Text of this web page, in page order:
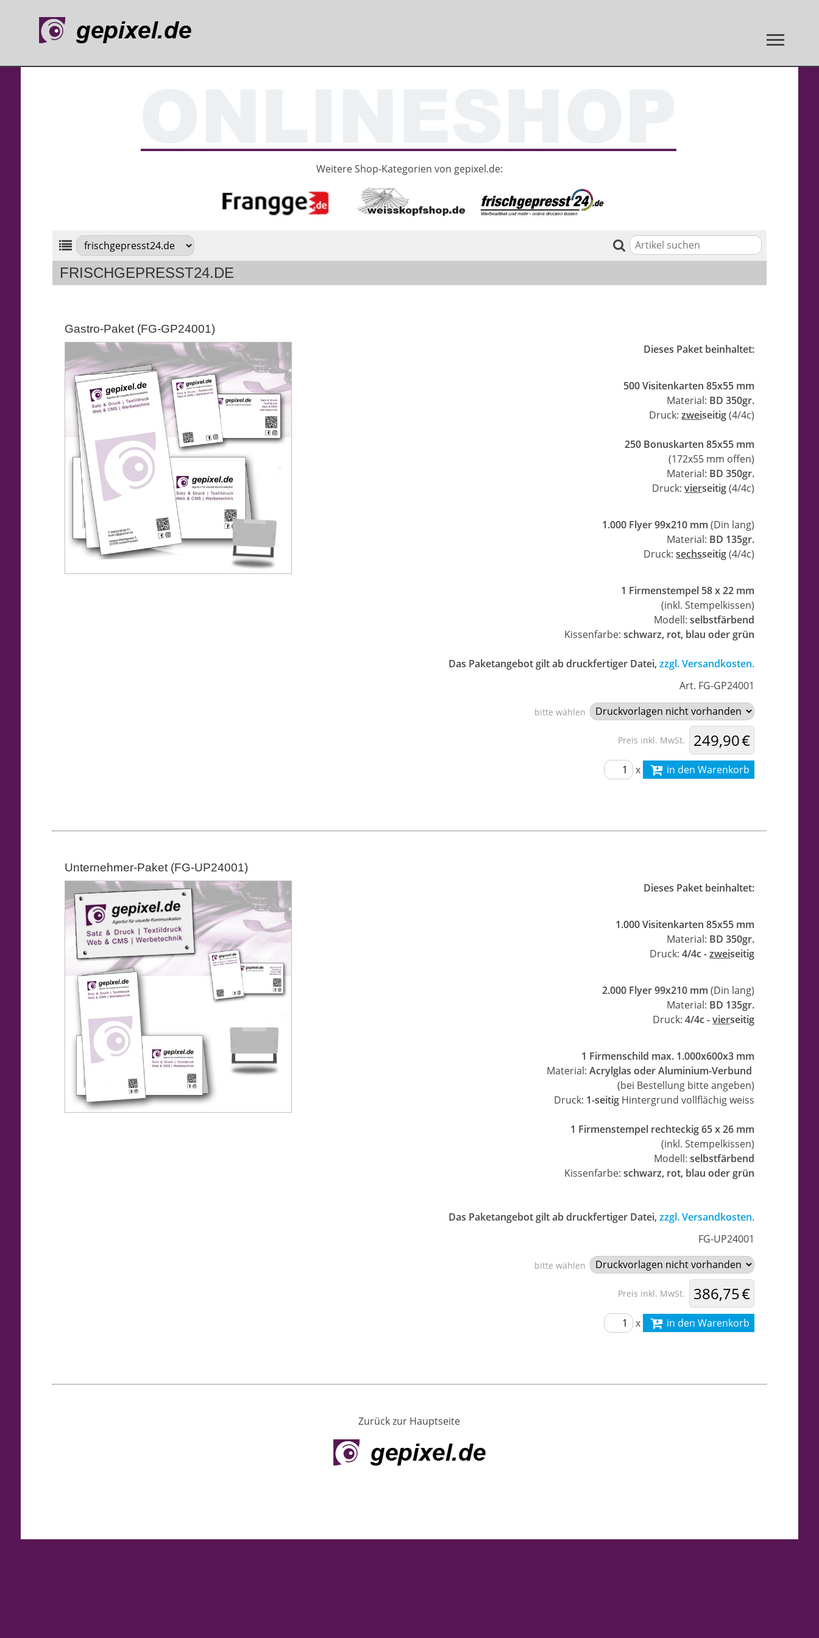
Weitere Shop-Kategorien von gepixel.de:
FRISCHGEPRESST24.DE
Gastro-Paket (FG-GP24001)
Dieses Paket beinhaltet:
500 Visitenkarten 85x55 mm
Material: BD 350gr.
Druck:zweiseitig(4/4c)
250 Bonuskarten 85x55 mm
(172x55 mm offen)
Material: BD 350gr.
Druck: vierseitig(4/4c)
1.000 Flyer 99x210 mm(Din lang)
Material: BD 135gr.
Druck: sechsseitig(4/4c)
1 Firmenstempel 58 x 22 mm
(inkl. Stempelkissen)
Modell:selbstfärbend
Kissenfarbe: schwarz, rot, blau oder grün
Das Paketangebot gilt ab druckfertiger Datei,zzgl. Versandkosten.
Art. FG-GP24001
bitte wählen
Preis inkl. MwSt. 249,90 €
x in den Warenkorb
Unternehmer-Paket (FG-UP24001)
Dieses Paket beinhaltet:
1.000 Visitenkarten 85x55 mm
Material: BD 350gr.
Druck: 4/4c -zweiseitig
2.000 Flyer 99x210 mm(Din lang)
Material: BD 135gr.
Druck:4/4c -vierseitig
1 Firmenschild max. 1.000x600x3 mm
Material:Acrylglas oder Aluminium-Verbund
(bei Bestellung bitte angeben)
Druck: 1-seitig Hintergrund vollflächig weiss
1 Firmenstempel rechteckig 65 x 26 mm
(inkl. Stempelkissen)
Modell:selbstfärbend
Kissenfarbe: schwarz, rot, blau oder grün
Das Paketangebot gilt ab druckfertiger Datei,zzgl. Versandkosten.
FG-UP24001
bitte wählen
Preis inkl. MwSt. 386,75 €
x in den Warenkorb
Zurück zur Hauptseite